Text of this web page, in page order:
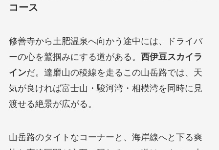
コース
修善寺から土肥温泉へ向かう途中には、ドライバ
ーの心を鷲掴みにする道がある。 西伊豆スカイラ
インだ。達磨山の稜線を走るこの山岳路では、天
気が良ければ富士山・駿河湾・相模湾を同時に見
渡せる絶景が広がる。
山岳路のタイトなコーナーと、海岸線へと下る爽